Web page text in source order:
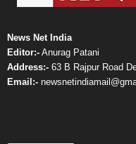
News Net India
Editor:- Anurag Patani
Address:- 63 B Rajpur Road
Email:-